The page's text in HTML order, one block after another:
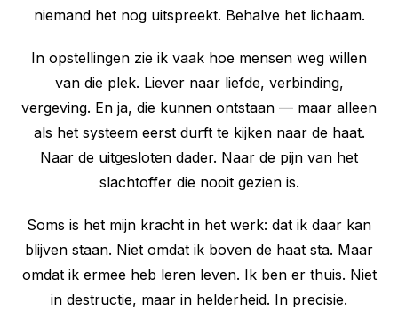
niemand het nog uitspreekt. Behalve het lichaam.
In opstellingen zie ik vaak hoe mensen weg willen
van die plek. Liever naar liefde, verbinding,
vergeving. En ja, die kunnen ontstaan — maar alleen
als het systeem eerst durft te kijken naar de haat.
Naar de uitgesloten dader. Naar de pijn van het
slachtoffer die nooit gezien is.
Soms is het mijn kracht in het werk: dat ik daar kan
blijven staan. Niet omdat ik boven de haat sta. Maar
omdat ik ermee heb leren leven. Ik ben er thuis. Niet
in destructie, maar in helderheid. In precisie.